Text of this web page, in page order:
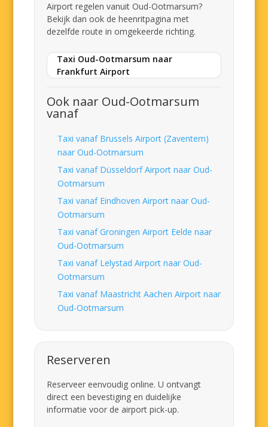
Airport regelen vanuit Oud-Ootmarsum?
Bekijk dan ook de heenritpagina met
dezelfde route in omgekeerde richting.
Taxi Oud-Ootmarsum naar
Frankfurt Airport
Ook naar Oud-Ootmarsum
vanaf
Taxi vanaf Brussels Airport (Zaventem)
naar Oud-Ootmarsum
Taxi vanaf Düsseldorf Airport naar Oud-
Ootmarsum
Taxi vanaf Eindhoven Airport naar Oud-
Ootmarsum
Taxi vanaf Groningen Airport Eelde naar
Oud-Ootmarsum
Taxi vanaf Lelystad Airport naar Oud-
Ootmarsum
Taxi vanaf Maastricht Aachen Airport naar
Oud-Ootmarsum
Reserveren
Reserveer eenvoudig online. U ontvangt
direct een bevestiging en duidelijke
informatie voor de airport pick-up.